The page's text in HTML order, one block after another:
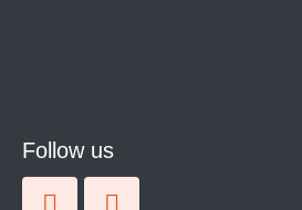
Follow us